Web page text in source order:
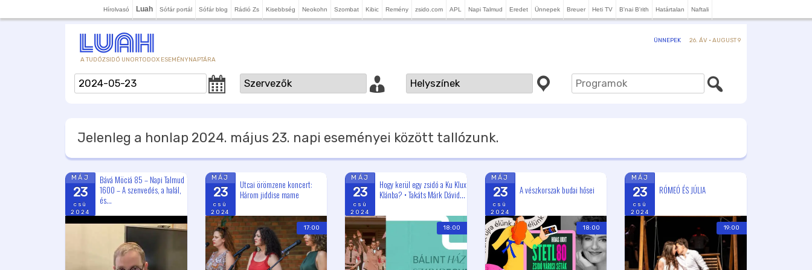
Hírolvasó Luah Sófár portál Sófár blog Rádió Zs Kisebbség Neokohn Szombat Kibic Remény zsido.com APL Napi Talmud Eredet Ünnepek Breuer Heti TV B'nai B'rith Határtalan Naftali
A TUDÓZSIDÓ UNORTODOX ESEMÉNYNAPTÁRA
ÜNNEPEK 26. ÁV · AUGUST 9
Jelenleg a honlap 2024. május 23. napi eseményei között tallózunk.
MÁJ
23
csü
2024
Bává Möciá 85 – Napi Talmud
1600 – A szenvedés, a halál,
és...
MÁJ
23
csü
2024
Utcai örömzene koncert:
Három jiddise mame
17:00
MÁJ
23
csü
2024
Hogy kerül egy zsidó a Ku Klux
Klánba? • Takáts Márk Dávid...
18:00
MÁJ
23
csü
2024
A vészkorszak budai hősei
18:00
MÁJ
23
csü
2024
RÓMEÓ ÉS JÚLIA
19:00